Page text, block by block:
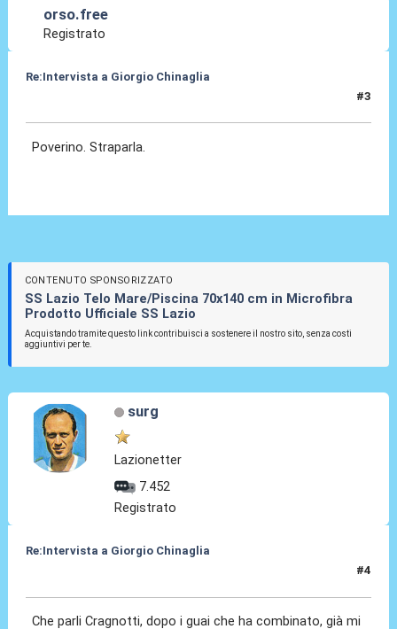
orso.free
Registrato
Re:Intervista a Giorgio Chinaglia
#3
Poverino. Straparla.
CONTENUTO SPONSORIZZATO
SS Lazio Telo Mare/Piscina 70x140 cm in Microfibra
Prodotto Ufficiale SS Lazio
Acquistando tramite questo link contribuisci a sostenere il nostro sito, senza costi
aggiuntivi per te.
surg
Lazionetter
7.452
Registrato
Re:Intervista a Giorgio Chinaglia
#4
Che parli Cragnotti, dopo i guai che ha combinato, già mi